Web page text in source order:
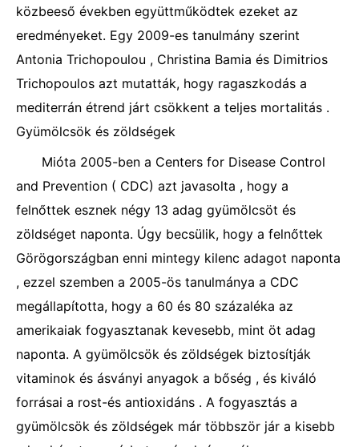
közbeeső években együttműködtek ezeket az
eredményeket. Egy 2009-es tanulmány szerint
Antonia Trichopoulou , Christina Bamia és Dimitrios
Trichopoulos azt mutatták, hogy ragaszkodás a
mediterrán étrend járt csökkent a teljes mortalitás .
Gyümölcsök és zöldségek
Mióta 2005-ben a Centers for Disease Control
and Prevention ( CDC) azt javasolta , hogy a
felnőttek esznek négy 13 adag gyümölcsöt és
zöldséget naponta. Úgy becsülik, hogy a felnőttek
Görögországban enni mintegy kilenc adagot naponta
, ezzel szemben a 2005-ös tanulmánya a CDC
megállapította, hogy a 60 és 80 százaléka az
amerikaiak fogyasztanak kevesebb, mint öt adag
naponta. A gyümölcsök és zöldségek biztosítják
vitaminok és ásványi anyagok a bőség , és kiváló
forrásai a rost-és antioxidáns . A fogyasztás a
gyümölcsök és zöldségek már többször jár a kisebb